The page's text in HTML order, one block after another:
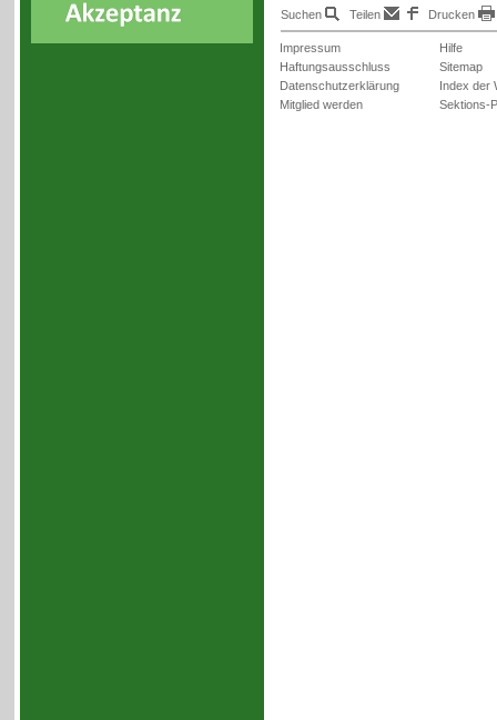
Suchen Teilen Drucken
Impressum
Haftungsausschluss
Datenschutzerklärung
Mitglied werden
Hilfe
Sitemap
Index der
Sektions-